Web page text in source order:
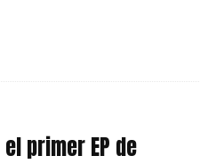
primer EP de